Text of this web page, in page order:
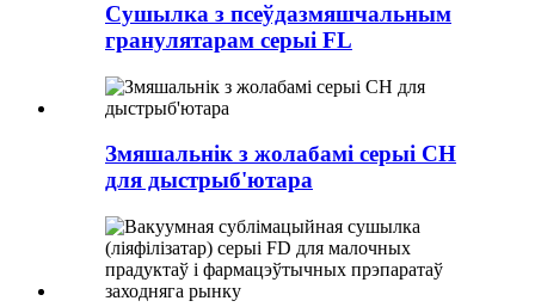
Сушылка з псеўдазмяшчальным
гранулятарам серыі FL
Змяшальнік з жолабамі серыі CH
для дыстрыб'ютара